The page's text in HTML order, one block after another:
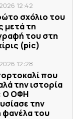
12:42
σχόλιο του
μετά τη
του στη
(pic)
12:28
που
την ιστορία
Ο ΟΦΗ
την
φανέλα του